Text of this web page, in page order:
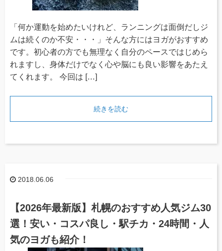
「何か運動を始めたいけれど、ランニングは面倒だしジ
ムは続くのか不安・・・」そんな方にはヨガがおすすめ
です。初心者の方でも無理なく自分のペースではじめら
れますし、身体だけでなく心や脳にも良い影響をあたえ
てくれます。 今回は […]
続きを読む
2018.06.06
【2026年最新版】札幌のおすすめ人気ジム30
選！安い・コスパ良し・駅チカ・24時間・人
気のヨガも紹介！